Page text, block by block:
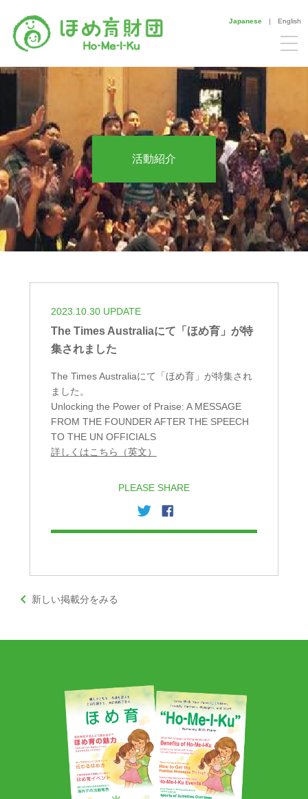
Japanese | English
活動紹介
2023.10.30 UPDATE
The Times Australiaにて「ほめ育」が特
集されました
The Times Australiaにて「ほめ育」が特集され
ました。
Unlocking the Power of Praise: A MESSAGE
FROM THE FOUNDER AFTER THE SPEECH
TO THE UN OFFICIALS
詳しくはこちら（英文）
PLEASE SHARE
keyboard_arrow_left新しい掲載分をみる